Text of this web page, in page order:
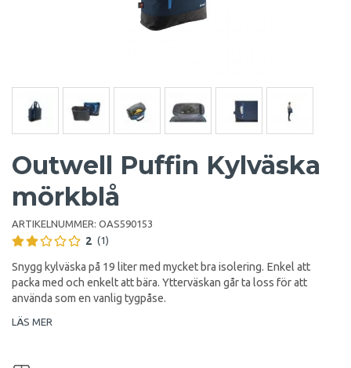
Outwell Puffin Kylväska
mörkblå
ARTIKELNUMMER: OAS590153
2 (1)
Snygg kylväska på 19 liter med mycket bra isolering. Enkel att
packa med och enkelt att bära. Ytterväskan går ta loss för att
använda som en vanlig tygpåse.
LÄS MER